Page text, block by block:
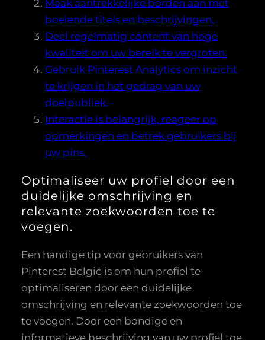
Maak aantrekkelijke borden aan met
boeiende titels en beschrijvingen.
Deel regelmatig content van hoge
kwaliteit om uw bereik te vergroten.
Gebruik Pinterest Analytics om inzicht
te krijgen in het gedrag van uw
doelpubliek.
Interactie is belangrijk, reageer op
opmerkingen en betrek gebruikers bij
uw pins.
Optimaliseer uw profiel door een
duidelijke omschrijving en
relevante zoekwoorden toe te
voegen.
Een handige tip voor gebruikers van
Pinterest België is om hun profiel te
optimaliseren door een duidelijke
omschrijving en relevante zoekwoorden toe
te voegen. Door een bondige en